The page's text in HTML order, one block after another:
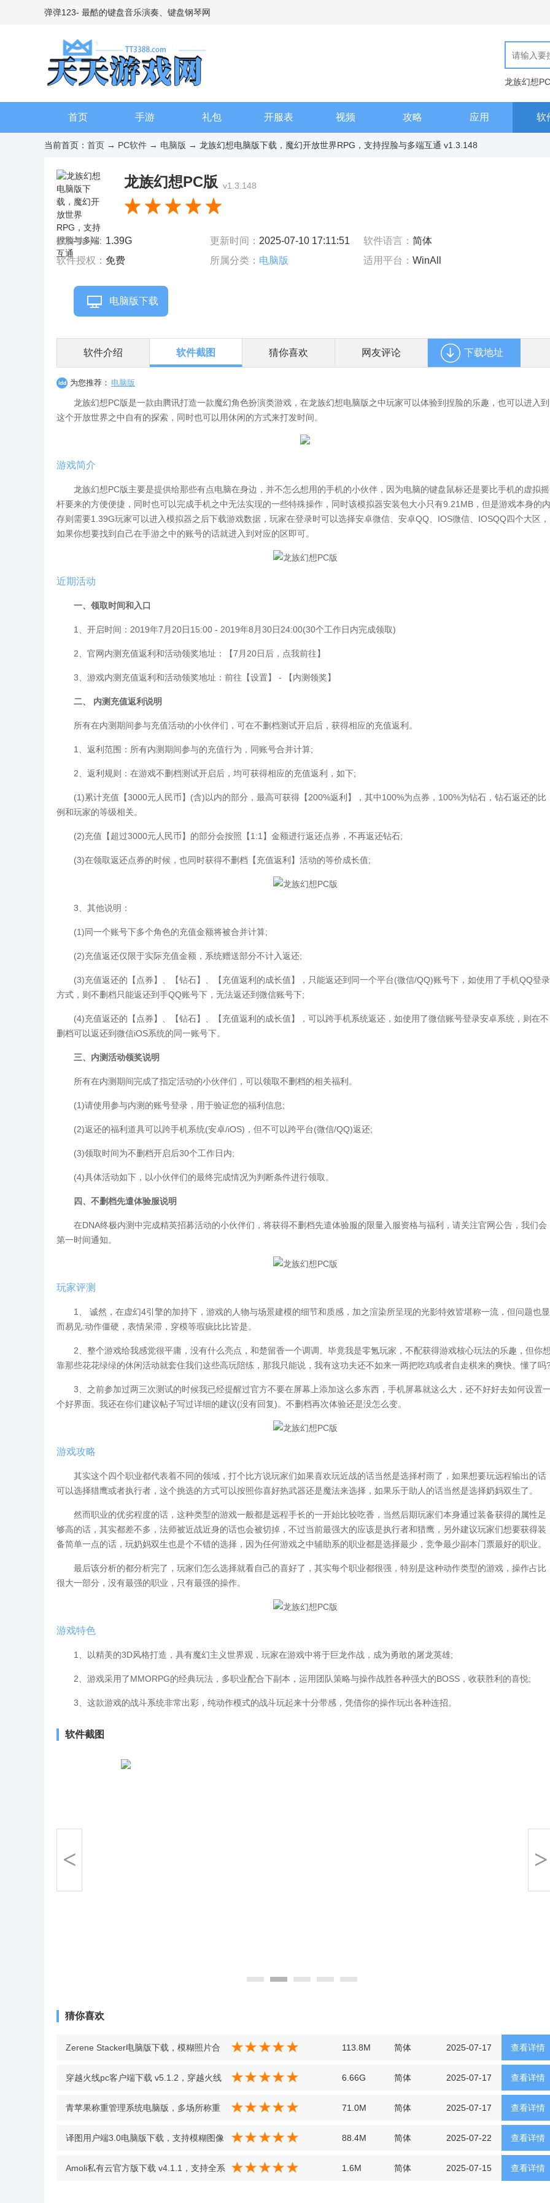
弹弹123- 最酷的键盘音乐演奏、键盘钢琴网
龙族幻想
现代汉语词
首页 手游 礼包 开服表 视频 攻略 应用 软
当前首页： 首页 → PC软件 → 电脑版 → 龙族幻想电脑版下载，魔幻开放世界RPG，支持捏脸与多端互通 v1.3.148
龙族幻想PC版 v1.3.148
软件大小： 1.39G 更新时间： 2025-07-10 17:11:51 软件语言： 简体
软件授权： 免费 所属分类： 电脑版 适用平台： WinAll
电脑版下载
软件介绍 软件截图 猜你喜欢 网友评论 下载地址
为您推荐： 电脑版
龙族幻想PC版是一款由腾讯打造一款魔幻角色扮演类游戏，在龙族幻想电脑版之中玩家可以体验到捏脸的乐趣，也可以进入到
这个开放世界之中自有的探索，同时也可以用休闲的方式来打发时间。
游戏简介
龙族幻想PC版主要是提供给那些有点电脑在身边，并不怎么想用的手机的小伙伴，因为电脑的键盘鼠标还是要比手机的虚拟摇
杆要来的方便便捷，同时也可以完成手机之中无法实现的一些特殊操作，同时该模拟器安装包大小只有9.21MB，但是游戏本身的内
存则需要1.39G玩家可以进入模拟器之后下载游戏数据，玩家在登录时可以选择安卓微信、安卓QQ、IOS微信、IOSQQ四个大区，
如果你想要找到自己在手游之中的账号的话就进入到对应的区即可。
近期活动
一、领取时间和入口
1、开启时间：2019年7月20日15:00 - 2019年8月30日24:00(30个工作日内完成领取)
2、官网内测充值返利和活动领奖地址：【7月20日后，点我前往】
3、游戏内测充值返利和活动领奖地址：前往【设置】 - 【内测领奖】
二、 内测充值返利说明
所有在内测期间参与充值活动的小伙伴们，可在不删档测试开启后，获得相应的充值返利。
1、返利范围：所有内测期间参与的充值行为，同账号合并计算;
2、返利规则：在游戏不删档测试开启后，均可获得相应的充值返利，如下;
(1)累计充值【3000元人民币】(含)以内的部分，最高可获得【200%返利】，其中100%为点券，100%为钻石，钻石返还的比
例和玩家的等级相关。
(2)充值【超过3000元人民币】的部分会按照【1:1】金额进行返还点券，不再返还钻石;
(3)在领取返还点券的时候，也同时获得不删档【充值返利】活动的等价成长值;
3、其他说明：
(1)同一个账号下多个角色的充值金额将被合并计算;
(2)充值返还仅限于实际充值金额，系统赠送部分不计入返还;
(3)充值返还的【点券】、【钻石】、【充值返利的成长值】，只能返还到同一个平台(微信/QQ)账号下，如使用了手机QQ登录
方式，则不删档只能返还到手QQ账号下，无法返还到微信账号下;
(4)充值返还的【点券】、【钻石】、【充值返利的成长值】，可以跨手机系统返还，如使用了微信账号登录安卓系统，则在不
删档可以返还到微信iOS系统的同一账号下。
三、内测活动领奖说明
所有在内测期间完成了指定活动的小伙伴们，可以领取不删档的相关福利。
(1)请使用参与内测的账号登录，用于验证您的福利信息;
(2)返还的福利道具可以跨手机系统(安卓/iOS)，但不可以跨平台(微信/QQ)返还;
(3)领取时间为不删档开启后30个工作日内;
(4)具体活动如下，以小伙伴们的最终完成情况为判断条件进行领取。
四、不删档先遣体验服说明
在DNA终极内测中完成精英招募活动的小伙伴们，将获得不删档先遣体验服的限量入服资格与福利，请关注官网公告，我们会
第一时间通知。
玩家评测
1、 诚然，在虚幻4引擎的加持下，游戏的人物与场景建模的细节和质感，加之渲染所呈现的光影特效皆堪称一流，但问题也显
而易见:动作僵硬，表情呆滞，穿模等瑕疵比比皆是。
2、整个游戏给我感觉很平庸，没有什么亮点，和楚留香一个调调。毕竟我是零氪玩家，不配获得游戏核心玩法的乐趣，但你
靠那些花花绿绿的休闲活动就套住我们这些高玩陪练，那我只能说，我有这功夫还不如来一两把吃鸡或者自走棋来的爽快。懂了吗
3、之前参加过两三次测试的时候我已经提醒过官方不要在屏幕上添加这么多东西，手机屏幕就这么大，还不好好去如何设置
个好界面。我还在你们建议帖子写过详细的建议(没有回复)。不删档再次体验还是没怎么变。
游戏攻略
其实这个四个职业都代表着不同的领域，打个比方说玩家们如果喜欢玩近战的话当然是选择村雨了，如果想要玩远程输出的话
可以选择猎鹰或者执行者，这个挑选的方式可以按照你喜好热武器还是魔法来选择，如果乐于助人的话当然是选择奶妈双生了。
然而职业的优劣程度的话，这种类型的游戏一般都是远程手长的一开始比较吃香，当然后期玩家们本身通过装备获得的属性足
够高的话，其实都差不多，法师被近战近身的话也会被切掉，不过当前最强大的应该是执行者和猎鹰，另外建议玩家们想要获得装
备简单一点的话，玩奶妈双生也是个不错的选择，因为任何游戏之中辅助系的职业都是选择最少，竞争最少副本门票最好的职业。
最后该分析的都分析完了，玩家们怎么选择就看自己的喜好了，其实每个职业都很强，特别是这种动作类型的游戏，操作占比
很大一部分，没有最强的职业，只有最强的操作。
游戏特色
1、以精美的3D风格打造，具有魔幻主义世界观，玩家在游戏中将于巨龙作战，成为勇敢的屠龙英雄;
2、游戏采用了MMORPG的经典玩法，多职业配合下副本，运用团队策略与操作战胜各种强大的BOSS，收获胜利的喜悦;
3、这款游戏的战斗系统非常出彩，纯动作模式的战斗玩起来十分带感，凭借你的操作玩出各种连招。
软件截图
< >
猜你喜欢
查看详情
Zerene Stacker电脑版下载，模糊照片合
成清晰图效果顶尖 v1.04
113.8M 简体 2025-07-17
查看详情
穿越火线pc客户端下载 v5.1.2，穿越火线
模式多样，战斗体验超丰富 v5.1.2
6.66G 简体 2025-07-17
查看详情
青苹果称重管理系统电脑版，多场所称重
管理的得力助手 v10.49
71.0M 简体 2025-07-17
查看详情
译图用户端3.0电脑版下载，支持模糊图像
识别清晰文字，图像增强技术强大
88.4M 简体 2025-07-22
查看详情
Amoli私有云官方版下载 v4.1.1，支持全系 1.6M 简体 2025-07-15